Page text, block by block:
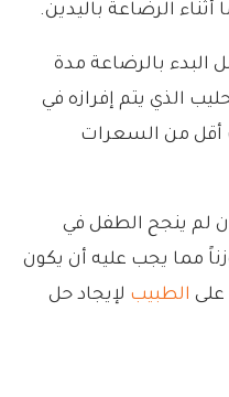
الرضاعة باليدين.
البدء بالرضاعة مدة
الذي يتم إفرازه في
أقل من السعرات
لم ينجح الطفل في
مما يجب عليه أن يكون
على الطبيب لإيجاد حل